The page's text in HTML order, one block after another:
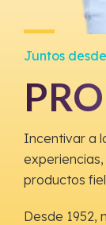
Juntos
Incentivar a
productos
Desde 1952,